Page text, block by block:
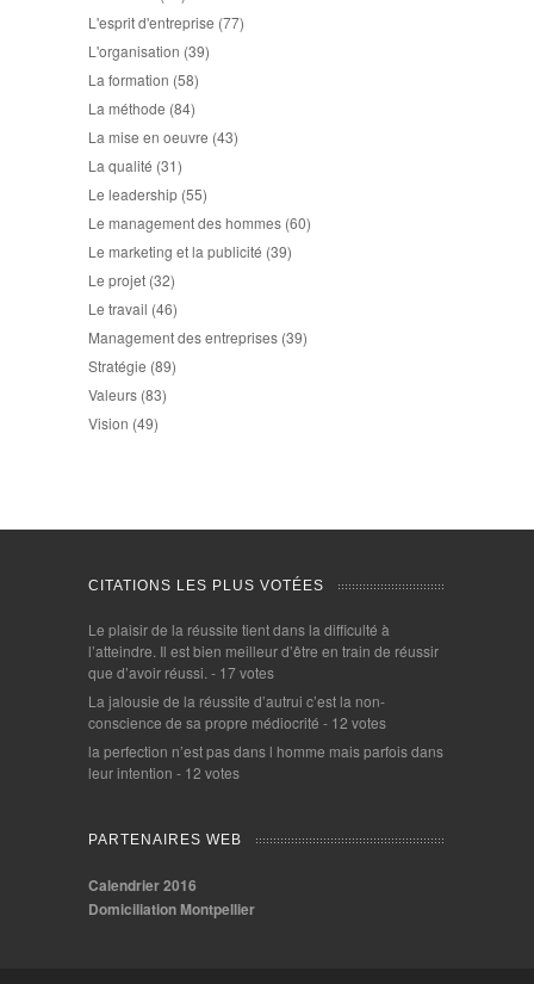
L'esprit d'entreprise (77)
L'organisation (39)
La formation (58)
La méthode (84)
La mise en oeuvre (43)
La qualité (31)
Le leadership (55)
Le management des hommes (60)
Le marketing et la publicité (39)
Le projet (32)
Le travail (46)
Management des entreprises (39)
Stratégie (89)
Valeurs (83)
Vision (49)
CITATIONS LES PLUS VOTÉES
Le plaisir de la réussite tient dans la difficulté à
l’atteindre. Il est bien meilleur d’être en train de réussir
que d’avoir réussi. - 17 votes
La jalousie de la réussite d’autrui c’est la non-
conscience de sa propre médiocrité - 12 votes
la perfection n’est pas dans l homme mais parfois dans
leur intention - 12 votes
PARTENAIRES WEB
Calendrier 2016
Domiciliation Montpellier